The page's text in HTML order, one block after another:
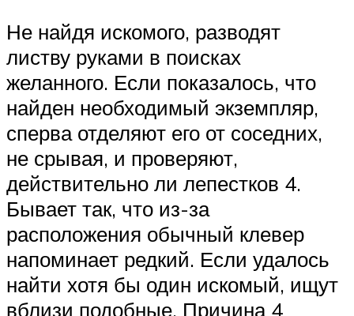
Не найдя искомого, разводят
листву руками в поисках
желанного. Если показалось, что
найден необходимый экземпляр,
сперва отделяют его от соседних,
не срывая, и проверяют,
действительно ли лепестков 4.
Бывает так, что из-за
расположения обычный клевер
напоминает редкий. Если удалось
найти хотя бы один искомый, ищут
вблизи подобные. Причина 4